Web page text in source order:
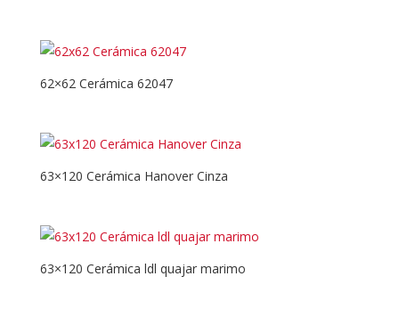
62×62 Cerámica 62047
63×120 Cerámica Hanover Cinza
63×120 Cerámica ldl quajar marimo